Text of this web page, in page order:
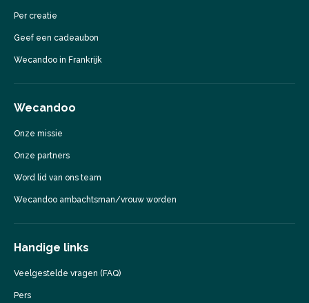
Per creatie
Geef een cadeaubon
Wecandoo in Frankrijk
Wecandoo
Onze missie
Onze partners
Word lid van ons team
Wecandoo ambachtsman/vrouw worden
Handige links
Veelgestelde vragen (FAQ)
Pers